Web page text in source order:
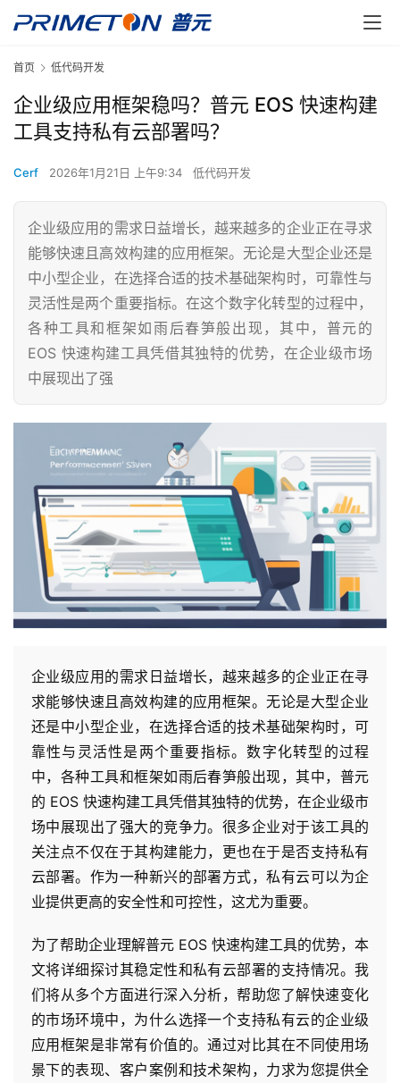
首页 低代码开发
企业级应用框架稳吗？普元 EOS 快速构建
工具支持私有云部署吗？
Cerf 2026年1月21日 上午9:34 低代码开发
企业级应用的需求日益增长，越来越多的企业正在寻求
能够快速且高效构建的应用框架。无论是大型企业还是
中小型企业，在选择合适的技术基础架构时，可靠性与
灵活性是两个重要指标。在这个数字化转型的过程中，
各种工具和框架如雨后春笋般出现，其中，普元的
EOS 快速构建工具凭借其独特的优势，在企业级市场
中展现出了强
企业级应用的需求日益增长，越来越多的企业正在寻
求能够快速且高效构建的应用框架。无论是大型企业
还是中小型企业，在选择合适的技术基础架构时，可
靠性与灵活性是两个重要指标。数字化转型的过程
中，各种工具和框架如雨后春笋般出现，其中，普元
的 EOS 快速构建工具凭借其独特的优势，在企业级市
场中展现出了强大的竞争力。很多企业对于该工具的
关注点不仅在于其构建能力，更也在于是否支持私有
云部署。作为一种新兴的部署方式，私有云可以为企
业提供更高的安全性和可控性，这尤为重要。
为了帮助企业理解普元 EOS 快速构建工具的优势，本
文将详细探讨其稳定性和私有云部署的支持情况。我
们将从多个方面进行深入分析，帮助您了解快速变化
的市场环境中，为什么选择一个支持私有云的企业级
应用框架是非常有价值的。通过对比其在不同使用场
景下的表现、客户案例和技术架构，力求为您提供全